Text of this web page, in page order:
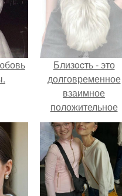
Близocть - это
долговременное
взаимное
положительное
эмоциональное
вовлечение,
взаимодействие.